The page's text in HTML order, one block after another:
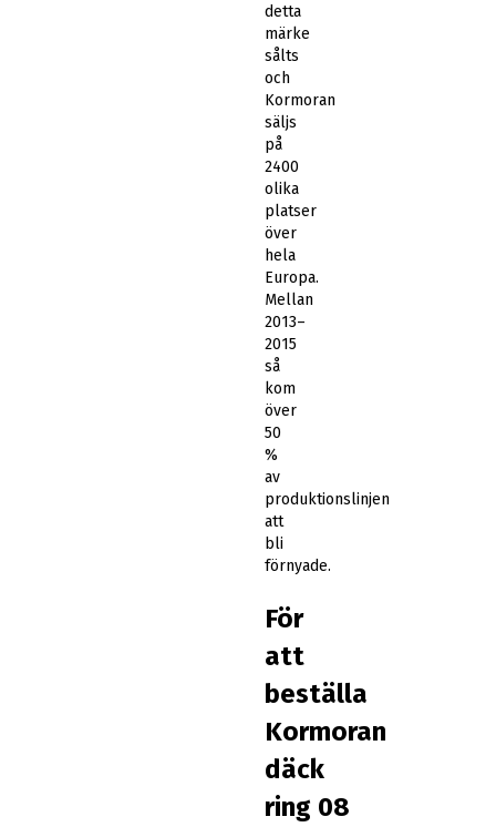
detta
märke
sålts
och
Kormoran
säljs
på
2400
olika
platser
över
hela
Europa.
Mellan
2013–
2015
så
kom
över
50
%
av
produktionslinjen
att
bli
förnyade.
För
att
beställa
Kormoran
däck
ring 08